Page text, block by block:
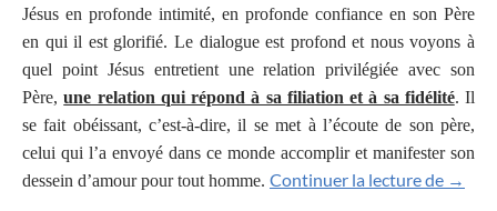
Jésus en profonde intimité, en profonde confiance en son Père
en qui il est glorifié. Le dialogue est profond et nous voyons à
quel point Jésus entretient une relation privilégiée avec son
Père,une relation qui répond à sa filiation et à sa fidélité. Il
se fait obéissant, c’est-à-dire, il se met à l’écoute de son père,
celui qui l’a envoyé dans ce monde accomplir et manifester son
dessein d’amour pour tout homme. Continuer la lecture de →